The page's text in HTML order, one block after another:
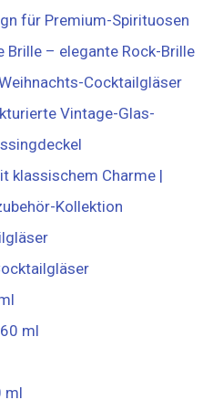
für Premium-Spirituosen
– elegante Rock-Brille
Cocktailgläser
Vintage-Glas-
klassischem Charme |
Kollektion
ml
ml